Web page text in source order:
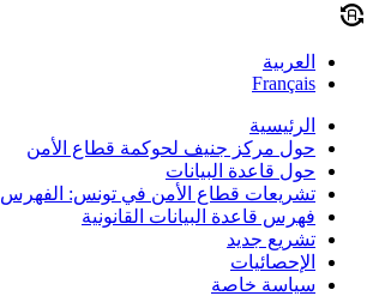
العربية
Français
الرئيسية
حول مركز جنيف لحوكمة قطاع الأمن
حول قاعدة البيانات
تشريعات قطاع الأمن في تونس: الفهرس 1956-2011
فهرس قاعدة البيانات القانونية
تشريع جديد
الإحصائيات
سياسة خاصة